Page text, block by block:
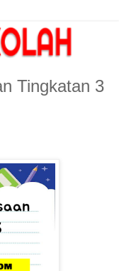
Tingkatan 3